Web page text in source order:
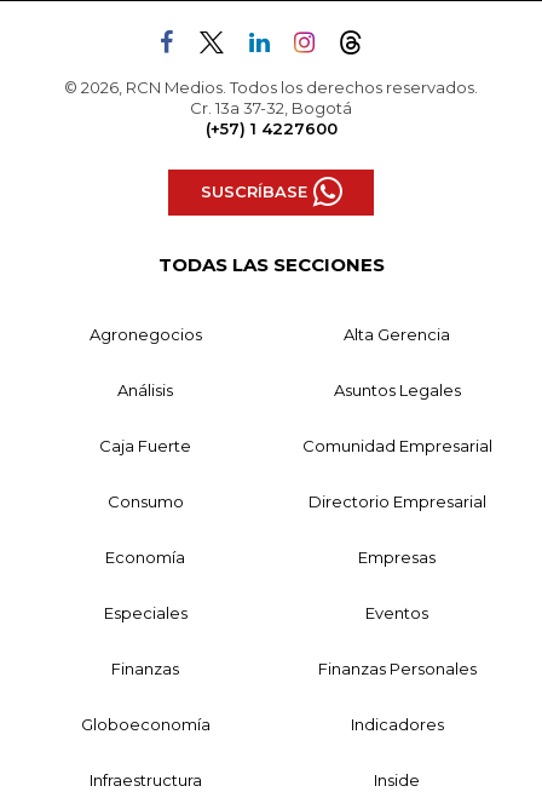
© 2026, RCN Medios. Todos los derechos reservados.
Cr. 13a 37-32, Bogotá
(+57) 1 4227600
SUSCRÍBASE
TODAS LAS SECCIONES
Agronegocios Alta Gerencia
Análisis Asuntos Legales
Caja Fuerte Comunidad Empresarial
Consumo Directorio Empresarial
Economía Empresas
Especiales Eventos
Finanzas Finanzas Personales
Globoeconomía Indicadores
Infraestructura Inside